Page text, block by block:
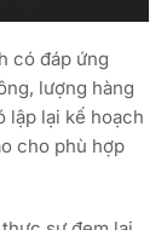
có đáp ứng
lượng hàng
lập lại kế hoạch
cho phù hợp